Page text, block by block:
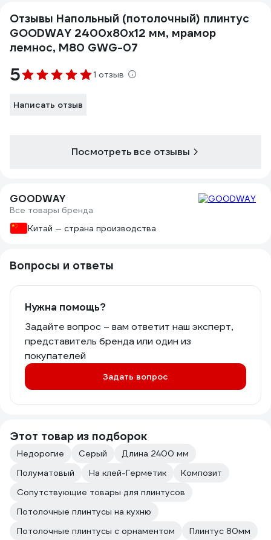
Отзывы Напольный (потолочный) плинтус
GOODWAY 2400x80x12 мм, мрамор
лемнос, M80 GWG-07
5 1 отзыв
Написать отзыв
Посмотреть все отзывы
GOODWAY
Все товары бренда
Китай — страна производства
Вопросы и ответы
Нужна помощь?
Задайте вопрос – вам ответит наш эксперт,
представитель бренда или один из
покупателей
Задать вопрос
Этот товар из подборок
Недорогие Серый
Длина 2400 мм
Полуматовый
На клей-Герметик
Композит
Сопутствующие товары для плинтусов
Потолочные плинтусы на кухню
Потолочные плинтусы с орнаментом
Плинтус 80мм